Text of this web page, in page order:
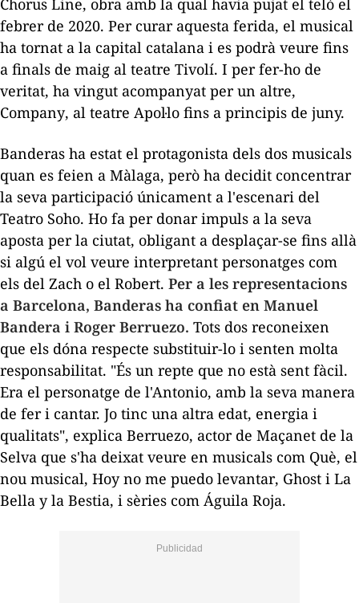
febrer de 2020. Per curar aquesta ferida, el musical
ha tornat a la capital catalana i es podrà veure fins
a finals de maig al teatre Tivolí. I per fer-ho de
veritat, ha vingut acompanyat per un altre,
Company, al teatre Apol·lo fins a principis de juny.
Banderas ha estat el protagonista dels dos musicals
quan es feien a Màlaga, però ha decidit concentrar
la seva participació únicament a l'escenari del
Teatro Soho. Ho fa per donar impuls a la seva
aposta per la ciutat, obligant a desplaçar-se fins allà
si algú el vol veure interpretant personatges com
els del Zach o el Robert. Per a les representacions
a Barcelona, Banderas ha confiat en Manuel
Bandera i Roger Berruezo. Tots dos reconeixen
que els dóna respecte substituir-lo i senten molta
responsabilitat. "És un repte que no està sent fàcil.
Era el personatge de l'Antonio, amb la seva manera
de fer i cantar. Jo tinc una altra edat, energia i
qualitats", explica Berruezo, actor de Maçanet de la
Selva que s'ha deixat veure en musicals com Què, el
nou musical, Hoy no me puedo levantar, Ghost i La
Bella y la Bestia, i sèries com Águila Roja.